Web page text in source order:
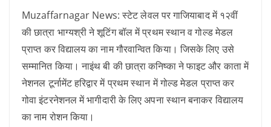
Muzaffarnagar News: स्टेट लेवल पर गाजियाबाद में १२वीं
की छात्रा भाग्यश्री ने शूटिंग बॉल में प्रथम स्थान व गोल्ड मेडल
प्राप्त कर विद्यालय का नाम गौरवान्वित किया। जिसके लिए उसे
सम्मानित किया। नाइंथ बी की छात्रा कनिष्का ने फाइट और काता में
नेशनल टूर्नामेंट हरिद्वार में प्रथम स्थान में गोल्ड मेडल प्राप्त कर
गोवा इंटरनेशनल में भागीदारी के लिए अपना स्थान बनाकर विद्यालय
का नाम रोशन किया।